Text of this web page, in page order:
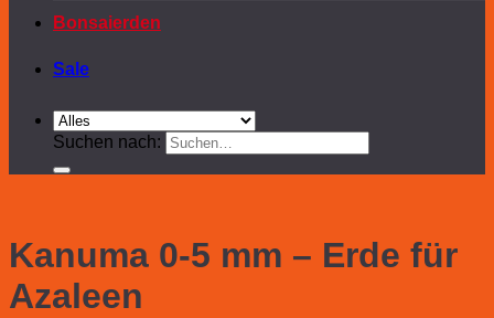
Bonsaierden
Sale
Suchen nach:
Kanuma 0-5 mm – Erde für
Azaleen